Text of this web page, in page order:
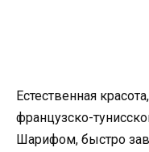
Естественная
французско-
Шарифом, быстро